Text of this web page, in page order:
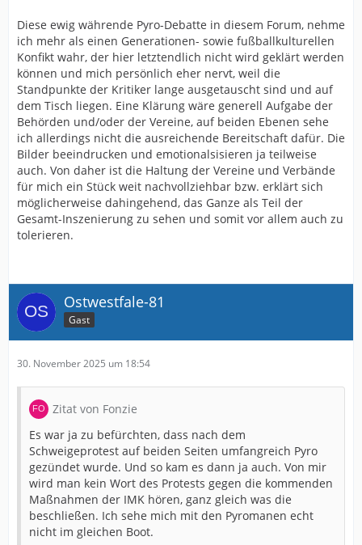
Diese ewig währende Pyro-Debatte in diesem Forum, nehme
ich mehr als einen Generationen- sowie fußballkulturellen
Konfikt wahr, der hier letztendlich nicht wird geklärt werden
können und mich persönlich eher nervt, weil die
Standpunkte der Kritiker lange ausgetauscht sind und auf
dem Tisch liegen. Eine Klärung wäre generell Aufgabe der
Behörden und/oder der Vereine, auf beiden Ebenen sehe
ich allerdings nicht die ausreichende Bereitschaft dafür. Die
Bilder beeindrucken und emotionalsisieren ja teilweise
auch. Von daher ist die Haltung der Vereine und Verbände
für mich ein Stück weit nachvollziehbar bzw. erklärt sich
möglicherweise dahingehend, das Ganze als Teil der
Gesamt-Inszenierung zu sehen und somit vor allem auch zu
tolerieren.
Ostwestfale-81
Gast
30. November 2025 um 18:54
Zitat von Fonzie
Es war ja zu befürchten, dass nach dem
Schweigeprotest auf beiden Seiten umfangreich Pyro
gezündet wurde. Und so kam es dann ja auch. Von mir
wird man kein Wort des Protests gegen die kommenden
Maßnahmen der IMK hören, ganz gleich was die
beschließen. Ich sehe mich mit den Pyromanen echt
nicht im gleichen Boot.